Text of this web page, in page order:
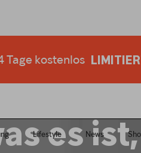
Lifestyle News
Tage kostenlosLIMITIERTES
es